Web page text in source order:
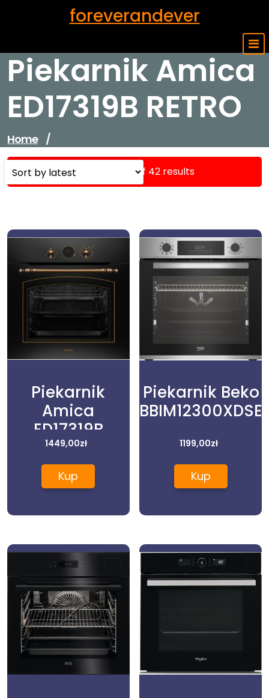
foreverandever
Piekarnik Amica
ED17319B RETRO
Home /
Showing 1–16 of 42 results
Piekarnik
Amica
ED17319B
RETRO
1449,00zł
Kup
Piekarnik Beko
BBIM12300XDSE
1199,00zł
Kup